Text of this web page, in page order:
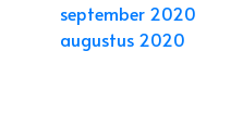
september 2020
augustus 2020